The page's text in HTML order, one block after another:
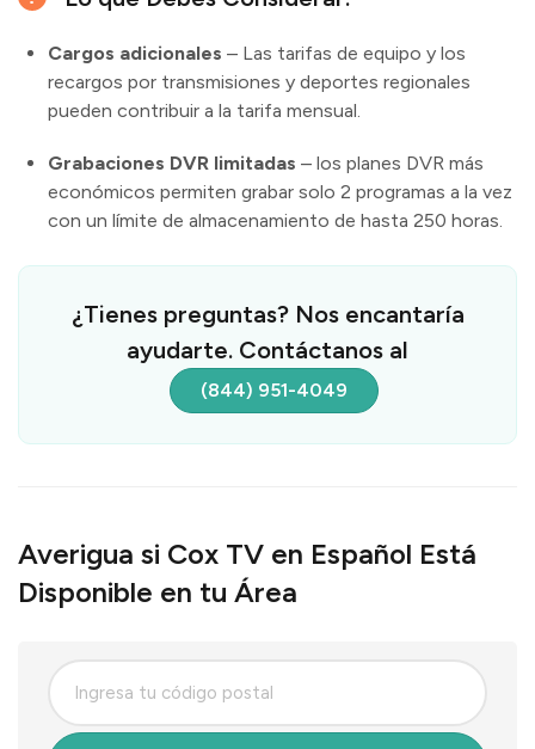
Cargos adicionales – Las tarifas de equipo y los
recargos por transmisiones y deportes regionales
pueden contribuir a la tarifa mensual.
Grabaciones DVR limitadas – los planes DVR más
económicos permiten grabar solo 2 programas a la vez
con un límite de almacenamiento de hasta 250 horas.
¿Tienes preguntas? Nos encantaría
ayudarte. Contáctanos al
(844) 951-4049
Averigua si Cox TV en Español Está
Disponible en tu Área